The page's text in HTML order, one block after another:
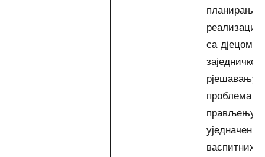
планирању
са дјецом,
заједничком
рјешавању
проблема и
прављењу
уједначених
васпитних